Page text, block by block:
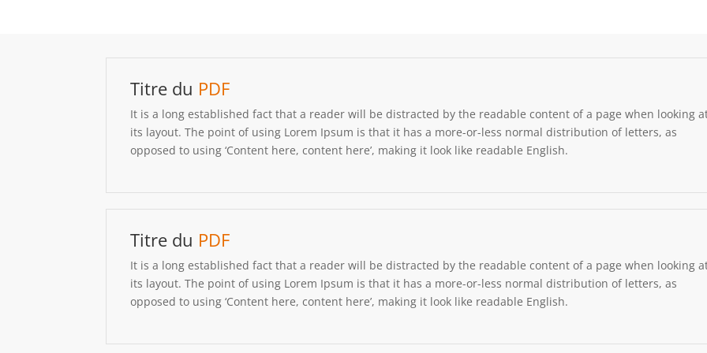
Titre du PDF
It is a long established fact that a reader will be distracted by the readable content of a page when looking
its layout. The point of using Lorem Ipsum is that it has a more-or-less normal distribution of letters, as
opposed to using ‘Content here, content here’, making it look like readable English.
Titre du PDF
It is a long established fact that a reader will be distracted by the readable content of a page when looking
its layout. The point of using Lorem Ipsum is that it has a more-or-less normal distribution of letters, as
opposed to using ‘Content here, content here’, making it look like readable English.